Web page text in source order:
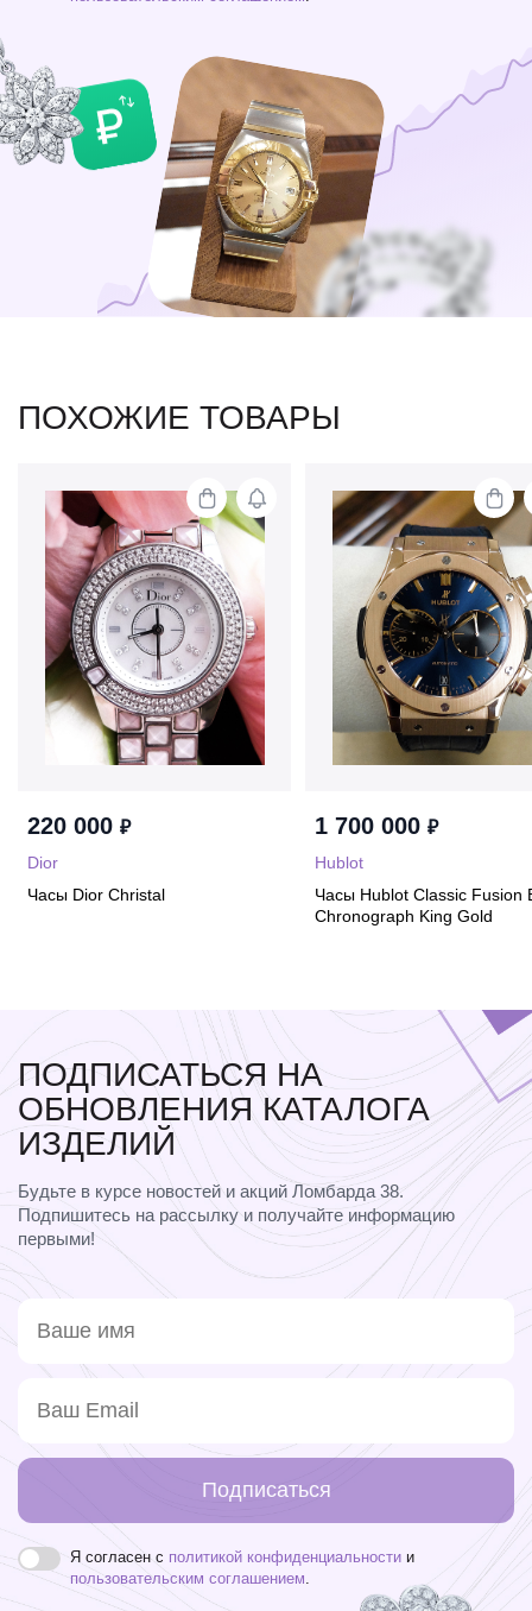
ПОХОЖИЕ ТОВАРЫ
220 000 ₽
Dior
Часы Dior Christal
1 700 000 ₽
Hublot
Часы Hublot Classic Fusion
Chronograph King Gold
ПОДПИСАТЬСЯ НА
ОБНОВЛЕНИЯ КАТАЛОГА
ИЗДЕЛИЙ
Будьте в курсе новостей и акций Ломбарда 38.
Подпишитесь на рассылку и получайте информацию
первыми!
Подписаться
Я согласен с политикой конфиденциальности и
пользовательским соглашением.